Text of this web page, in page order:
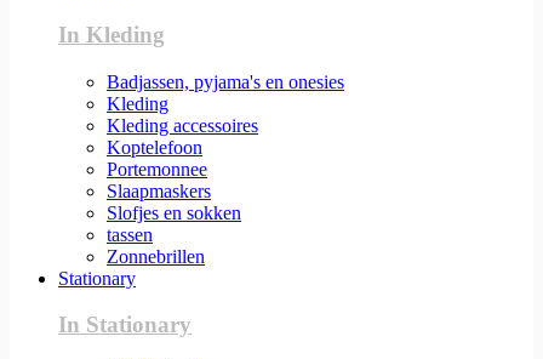
In Kleding
Badjassen, pyjama's en onesies
Kleding
Kleding accessoires
Koptelefoon
Portemonnee
Slaapmaskers
Slofjes en sokken
tassen
Zonnebrillen
Stationary
In Stationary